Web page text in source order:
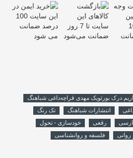
درک بورثویک مهدی قراچه‌داغی شباهنگ
انتشارات شباهنگ
تک رنگ
رقعی
خودسازی - تحول
فلسفه و روانشناسی